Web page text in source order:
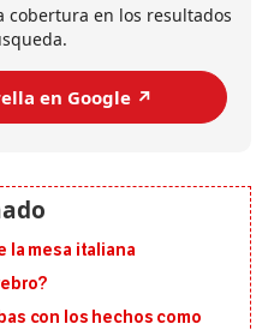
cobertura en los resultados
en Google ↗️
la mesa italiana
con los hechos como